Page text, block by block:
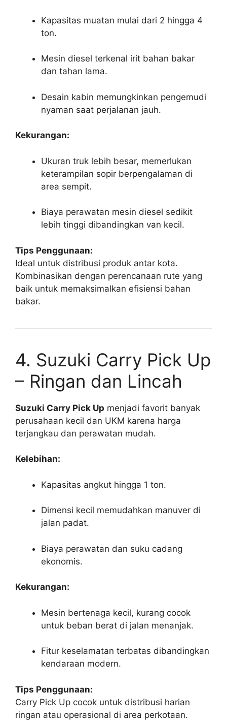
Kapasitas muatan mulai dari 2 hingga 4
ton.
Mesin diesel terkenal irit bahan bakar
dan tahan lama.
Desain kabin memungkinkan pengemudi
nyaman saat perjalanan jauh.
Kekurangan:
Ukuran truk lebih besar, memerlukan
keterampilan sopir berpengalaman di
area sempit.
Biaya perawatan mesin diesel sedikit
lebih tinggi dibandingkan van kecil.
Tips Penggunaan:
Ideal untuk distribusi produk antar kota.
Kombinasikan dengan perencanaan rute yang
baik untuk memaksimalkan efisiensi bahan
bakar.
4. Suzuki Carry Pick Up
– Ringan dan Lincah
Suzuki Carry Pick Up menjadi favorit banyak
perusahaan kecil dan UKM karena harga
terjangkau dan perawatan mudah.
Kelebihan:
Kapasitas angkut hingga 1 ton.
Dimensi kecil memudahkan manuver di
jalan padat.
Biaya perawatan dan suku cadang
ekonomis.
Kekurangan:
Mesin bertenaga kecil, kurang cocok
untuk beban berat di jalan menanjak.
Fitur keselamatan terbatas dibandingkan
kendaraan modern.
Tips Penggunaan:
Carry Pick Up cocok untuk distribusi harian
ringan atau operasional di area perkotaan.